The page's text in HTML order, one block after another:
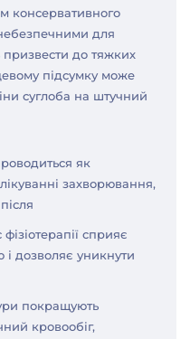
консервативного
для
призвести до тяжких
підсумку може
суглоба на штучний
як
захворювання,
сприяє
дозволяє уникнути
покращують
кровообіг,